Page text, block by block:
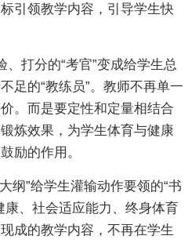
引领教学内容，引导学生快
、打分的“考官”变成给学生总
足的“教练员”。教师不再单一
。而是要定性和定量相结合
炼效果，为学生体育与健康
励的作用。
纲”给学生灌输动作要领的“书
康、社会适应能力、终身体育
成的教学内容，不再在学生